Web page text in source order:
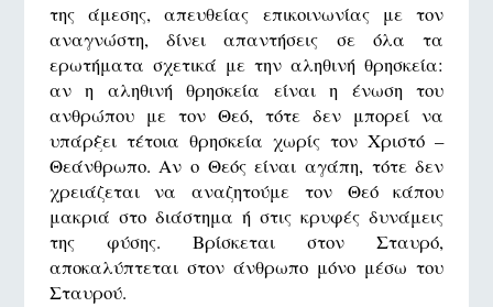
της άμεσης, απευθείας επικοινωνίας με τον
αναγνώστη, δίνει απαντήσεις σε όλα τα
ερωτήματα σχετικά με την αληθινή θρησκεία:
αν η αληθινή θρησκεία είναι η ένωση του
ανθρώπου με τον Θεό, τότε δεν μπορεί να
υπάρξει τέτοια θρησκεία χωρίς τον Χριστό –
Θεάνθρωπο. Αν ο Θεός είναι αγάπη, τότε δεν
χρειάζεται να αναζητούμε τον Θεό κάπου
μακριά στο διάστημα ή στις κρυφές δυνάμεις
της φύσης. Βρίσκεται στον Σταυρό,
αποκαλύπτεται στον άνθρωπο μόνο μέσω του
Σταυρού.